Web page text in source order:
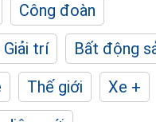
Công đoàn
Giải trí
Bất động
Thế giới
Xe +